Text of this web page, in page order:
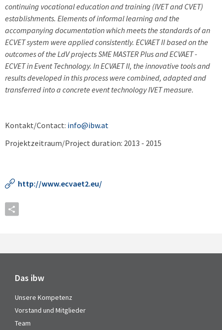
continuing vocational education and training (IVET and CVET)
establishments. Elements of informal learning and the
accompanying documentation which meets the standards of an
ECVET system were applied consistently. ECVAET II based on the
outcomes of the LdV projects SME MASTER Plus and ECVAET -
ECVET in Event Technology. In ECVAET II, the innovative tools and
results developed in this process were combined, adapted and
transferred into a concrete event technology IVET measure.
Kontakt/Contact: info@ibw.at
Projektzeitraum/Project duration: 2013 - 2015
http://www.ecvaet2.eu/
Das ibw
Unsere Kompetenz
Vorstand und Mitglieder
Team